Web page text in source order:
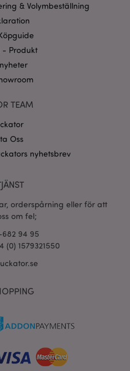
& Volymbeställning
- Produkt
TEAM
Oss
nyhetsbrev
orderspårning eller för att
om fel;
94 95
(0) 1579321550
grundläggande
användarinloggning
kan inte
Adobe Inc.
Adobe Inc.
www.puckator.se
Googles